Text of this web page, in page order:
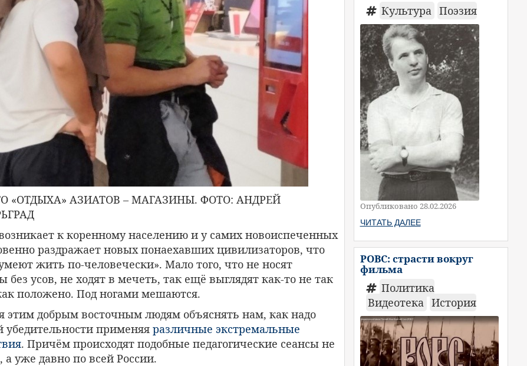
«ОТДЫХА» АЗИАТОВ – МАГАЗИНЫ. ФОТО: АНДРЕЙ
к коренному населению и у самих новоиспеченных
раздражает новых понаехавших цивилизаторов, что
жить по-человечески». Мало того, что не носят
без усов, не ходят в мечеть, так ещё выглядят как-то не так
положено. Под ногами мешаются.
этим добрым восточным людям объяснять нам, как надо
применяя различные экстремальные
. Причём происходят подобные педагогические сеансы не
а уже давно по всей России.
Культура Поэзия
Опубликовано 28.02.2026
ЧИТАТЬ ДАЛЕЕ
РОВС: страсти вокруг
фильма
Политика
Видеотека История